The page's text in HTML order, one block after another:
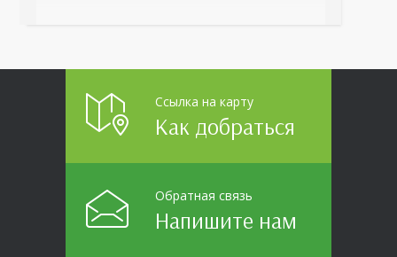
Ссылка на карту
Как добраться
Обратная связь
Напишите нам